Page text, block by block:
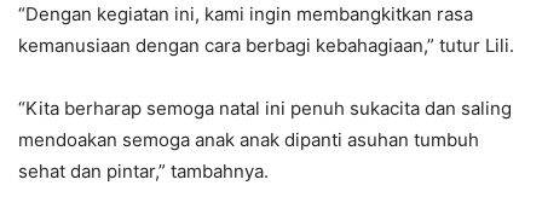
“Dengan kegiatan ini, kami ingin membangkitkan rasa
kemanusiaan dengan cara berbagi kebahagiaan,” tutur Lili.
“Kita berharap semoga natal ini penuh sukacita dan saling
mendoakan semoga anak anak dipanti asuhan tumbuh
sehat dan pintar,” tambahnya.